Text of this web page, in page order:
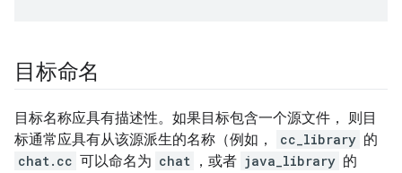
目标命名
目标名称应具有描述性。如果目标包含一个源文件， 则目
标通常应具有从该源派生的名称（例如，
cc_library 的
chat.cc 可以命名为 chat ，或者 java_library 的